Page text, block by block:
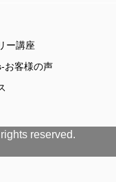
ー講座
お客様の声
reserved.